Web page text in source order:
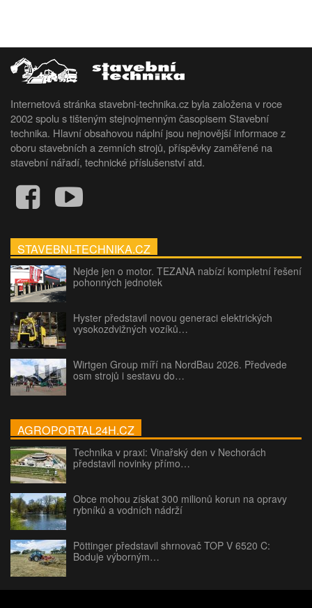
Internetová stránka stavebni-technika.cz byla založena v roce
2002 spolu s tišteným stejnojmenným časopisem Stavební
technika. Hlavní obsahovou náplní jsou nejnovější informace z
oboru stavebních a zemních strojů, příspěvky zaměřené na
stavební nářadí, technické příslušenství atd.
STAVEBNI-TECHNIKA.CZ
Nejde jen o motor. TEZANA nabízí kompletní řešení
pohonných jednotek
Hyster představil novou generaci elektrických
vysokozdvižných vozíků…
Wirtgen Group míří na NordBau 2026. Předvede
osm strojů i sestavu do…
AGROPORTAL24H.CZ
Technika v praxi: Vinařský den v Nechorách
představil novinky přímo…
Obce mohou získat 300 milionů korun na opravy
rybníků a vodních nádrží
Pöttinger představil shrnovač TOP V 6520 C:
Boduje výborným…